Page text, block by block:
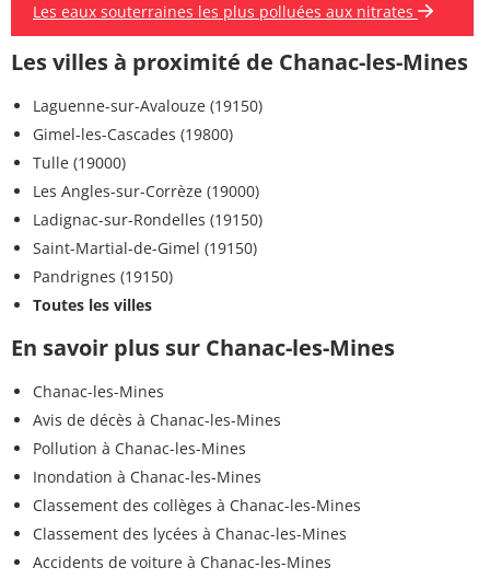
Les eaux souterraines les plus polluées aux nitrates
Les villes à proximité de Chanac-les-Mines
Laguenne-sur-Avalouze (19150)
Gimel-les-Cascades (19800)
Tulle (19000)
Les Angles-sur-Corrèze (19000)
Ladignac-sur-Rondelles (19150)
Saint-Martial-de-Gimel (19150)
Pandrignes (19150)
Toutes les villes
En savoir plus sur Chanac-les-Mines
Chanac-les-Mines
Avis de décès à Chanac-les-Mines
Pollution à Chanac-les-Mines
Inondation à Chanac-les-Mines
Classement des collèges à Chanac-les-Mines
Classement des lycées à Chanac-les-Mines
Accidents de voiture à Chanac-les-Mines